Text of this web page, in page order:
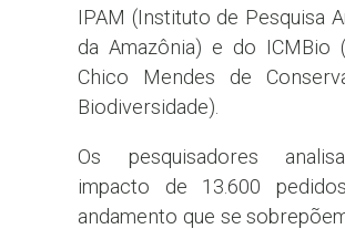
IPAM (Instituto de Pesquisa
da Amazônia) e do ICMBio
Chico Mendes de
Biodiversidade).
Os pesquisadores
impacto de 13.600
andamento que se